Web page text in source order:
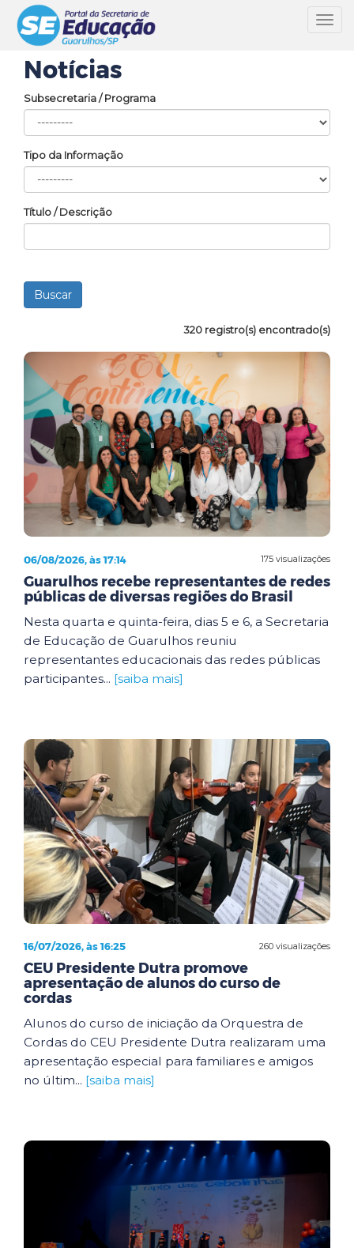
Notícias
Subsecretaria / Programa
Tipo da Informação
Título / Descrição
320 registro(s) encontrado(s)
175 visualizações
06/08/2026, às 17:14
Guarulhos recebe representantes de redes
públicas de diversas regiões do Brasil
Nesta quarta e quinta-feira, dias 5 e 6, a Secretaria
de Educação de Guarulhos reuniu
representantes educacionais das redes públicas
participantes... [saiba mais]
260 visualizações
16/07/2026, às 16:25
CEU Presidente Dutra promove
apresentação de alunos do curso de
cordas
Alunos do curso de iniciação da Orquestra de
Cordas do CEU Presidente Dutra realizaram uma
apresentação especial para familiares e amigos
no últim... [saiba mais]